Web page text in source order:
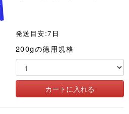
発送目安:7日
200gの徳用規格